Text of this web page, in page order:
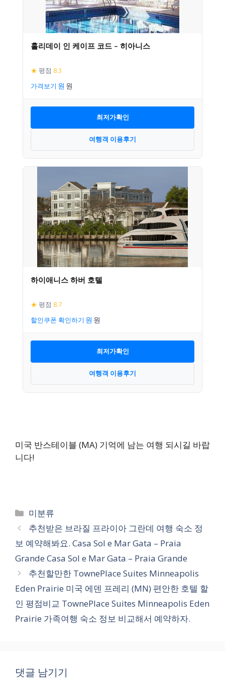
홀리데이 인 케이프 코드 – 히아니스
★ 평점 8.3
가격보기
최저가확인
여행객 이용후기
하이애니스 하버 호텔
★ 평점 8.7
할인쿠폰 확인하기
최저가확인
여행객 이용후기
미국 반스테이블 (MA) 기억에 남는 여행 되시길 바랍
니다!
카
테
고
리
미분류
추천받은 브라질 프라이아 그란데 여행 숙소 정
보 예약해봐요. Casa Sol e Mar Gata – Praia
Grande Casa Sol e Mar Gata – Praia Grande
추천할만한 TownePlace Suites Minneapolis
Eden Prairie 미국 에덴 프레리 (MN) 편안한 호텔 할
인 평점비교 TownePlace Suites Minneapolis Eden
Prairie 가족여행 숙소 정보 비교해서 예약하자.
댓글 남기기